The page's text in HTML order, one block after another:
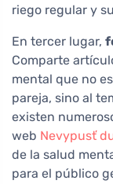
riego regular y
En tercer lugar,
Comparte
mental que no
pareja, sino al
existen
web Nevypusť
de la salud
para el público